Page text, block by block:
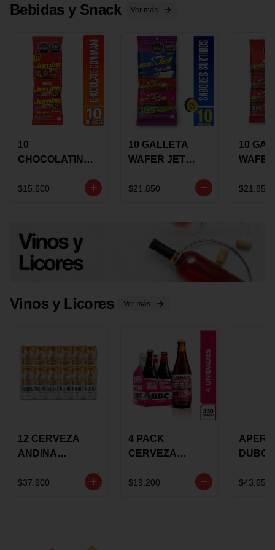
Bebidas y Snack Ver más
10
CHOCOLATINA
17 GRS
$15.600
10 GALLETA
WAFER JET
GRS
$21.850
10
GRS
$21.850
Vinos y Licores Ver más
12 CERVEZA
ANDINA
LATON
$37.900
4 PACK
CERVEZA
ROSE BBC
$19.200
VINO
$43.650